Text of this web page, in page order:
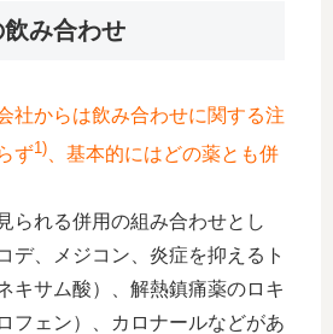
み合わせ
社からは飲み合わせに関する注
ず1) 、基本的にはどの薬とも併
られる併用の組み合わせとし
デ、メジコン、炎症を抑えるト
キサム酸）、解熱鎮痛薬のロキ
フェン）、カロナールなどがあ